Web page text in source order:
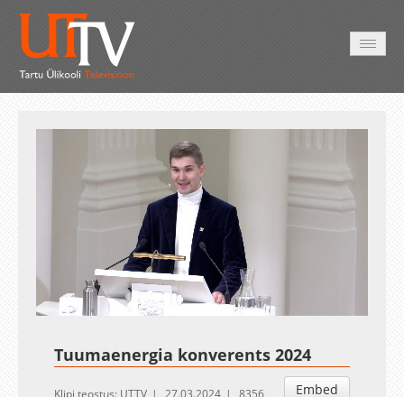
UnmuteLoaded:
0.11%
Esituskiirused
Auto
Tuumaenergia konverents 2024
Embed
Klipi teostus: UTTV 27.03.2024
8356